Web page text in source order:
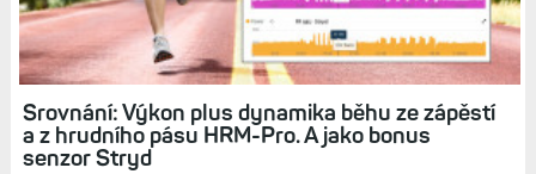
Srovnání: Výkon plus dynamika běhu ze zápěstí
a z hrudního pásu HRM-Pro. A jako bonus
senzor Stryd